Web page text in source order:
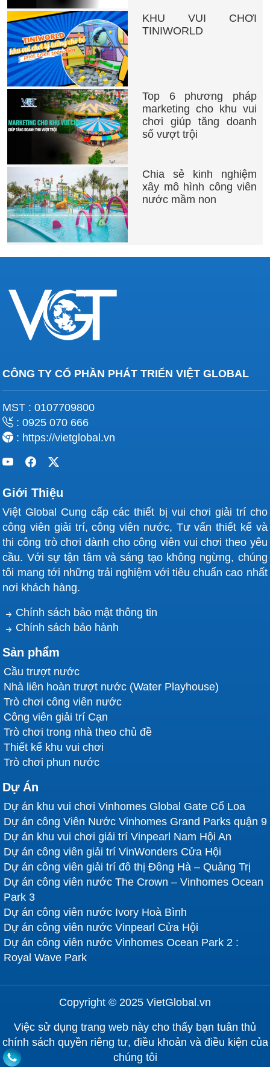
KHU VUI CHƠI
TINIWORLD
Top 6 phương pháp
marketing cho khu vui
chơi giúp tăng doanh
số vượt trội
Chia sẻ kinh nghiệm
xây mô hình công viên
nước mầm non
CÔNG TY CỔ PHẦN PHÁT TRIỂN VIỆT GLOBAL
MST : 0107709800
: 0925 070 666
: https://vietglobal.vn
Giới Thiệu
Việt Global Cung cấp các thiết bị vui chơi giải trí cho
công viên giải trí, công viên nước, Tư vấn thiết kế và
thi công trò chơi dành cho công viên vui chơi theo yêu
cầu. Với sự tận tâm và sáng tạo không ngừng, chúng
tôi mang tới những trải nghiệm với tiêu chuẩn cao nhất
nơi khách hàng.
Chính sách bảo mật thông tin
Chính sách bảo hành
Sản phẩm
Cầu trượt nước
Nhà liên hoàn trượt nước (Water Playhouse)
Trò chơi công viên nước
Công viên giải trí Cạn
Trò chơi trong nhà theo chủ đề
Thiết kế khu vui chơi
Trò chơi phun nước
Dự Án
Dự án khu vui chơi Vinhomes Global Gate Cổ Loa
Dự án công Viên Nước Vinhomes Grand Parks quận 9
Dự án khu vui chơi giải trí Vinpearl Nam Hội An
Dự án công viên giải trí VinWonders Cửa Hội
Dự án công viên giải trí đô thị Đông Hà – Quảng Trị
Dự án công viên nước The Crown – Vinhomes Ocean
Park 3
Dự án công viên nước Ivory Hoà Bình
Dự án công viên nước Vinpearl Cửa Hội
Dự án công viên nước Vinhomes Ocean Park 2 :
Royal Wave Park
Copyright © 2025 VietGlobal.vn
Việc sử dụng trang web này cho thấy bạn tuân thủ
chính sách quyền riêng tư, điều khoản và điều kiện của
chúng tôi